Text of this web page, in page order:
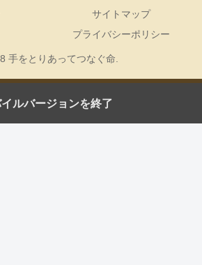
サイトマップ
プライバシーポリシー
手をとりあってつなぐ命.
ルバージョンを終了